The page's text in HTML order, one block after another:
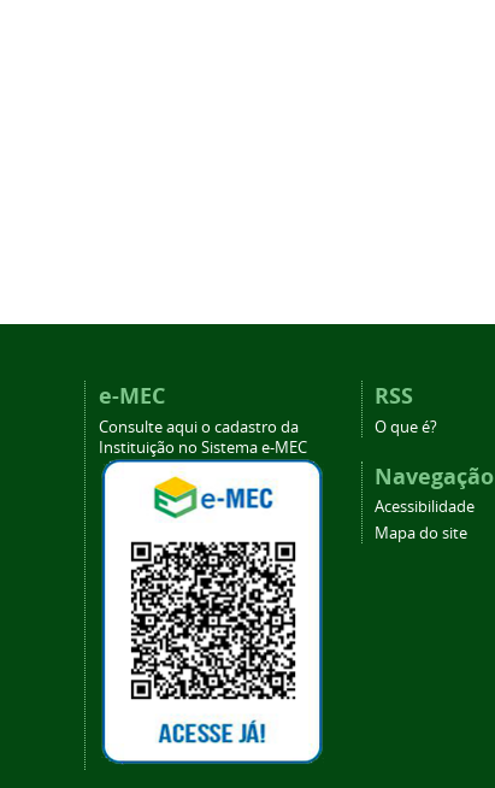
e-MEC
Consulte aqui o cadastro da
Instituição no Sistema e-MEC
RSS
O que é?
Navegação
Acessibilidade
Mapa do site